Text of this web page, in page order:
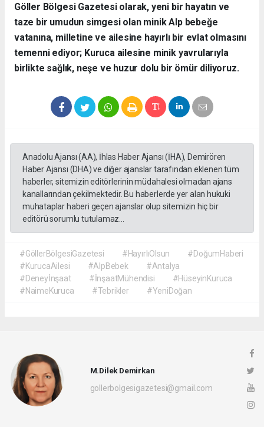
​Göller Bölgesi Gazetesi olarak, yeni bir hayatın ve
taze bir umudun simgesi olan minik Alp bebeğe
vatanına, milletine ve ailesine hayırlı bir evlat olmasını
temenni ediyor; Kuruca ailesine minik yavrularıyla
birlikte sağlık, neşe ve huzur dolu bir ömür diliyoruz.
Anadolu Ajansı (AA), İhlas Haber Ajansı (İHA), Demirören
Haber Ajansı (DHA) ve diğer ajanslar tarafından eklenen tüm
haberler, sitemizin editörlerinin müdahalesi olmadan ajans
kanallarından çekilmektedir. Bu haberlerde yer alan hukuki
muhataplar haberi geçen ajanslar olup sitemizin hiç bir
editörü sorumlu tutulamaz...
#GöllerBölgesiGazetesi #HayırlıOlsun
#DoğumHaberi
#KurucaAilesi
#AlpBebek
#Antalya
#Deneyİnşaat
#İnşaatMühendisi
#HüseyinKuruca
#NaimeKuruca
#Tebrikler #YeniDoğan
M.Dilek Demirkan
gollerbolgesigazetesi@gmail.com